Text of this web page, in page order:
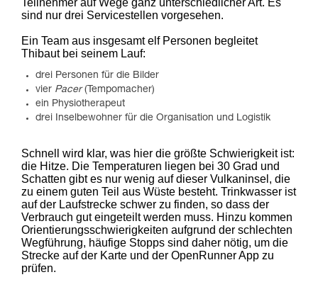
Teilnehmer auf Wege ganz unterschiedlicher Art. Es
sind nur drei Servicestellen vorgesehen.
Ein Team aus insgesamt elf Personen begleitet
Thibaut bei seinem Lauf:
drei Personen für die Bilder
vier Pacer(Tempomacher)
ein Physiotherapeut
drei Inselbewohner für die Organisation und Logistik
Schnell wird klar, was hier die größte Schwierigkeit ist:
die Hitze. Die Temperaturen liegen bei 30 Grad und
Schatten gibt es nur wenig auf dieser Vulkaninsel, die
zu einem guten Teil aus Wüste besteht. Trinkwasser ist
auf der Laufstrecke schwer zu finden, so dass der
Verbrauch gut eingeteilt werden muss. Hinzu kommen
Orientierungsschwierigkeiten aufgrund der schlechten
Wegführung, häufige Stopps sind daher nötig, um die
Strecke auf der Karte und der OpenRunner App zu
prüfen.